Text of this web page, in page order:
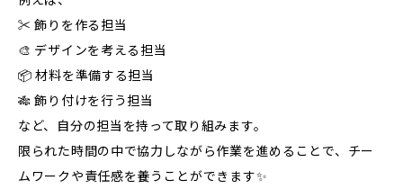
✂️ 飾りを作る担当
🎨 デザインを考える担当
📦 材料を準備する担当
🎋 飾り付けを行う担当
など、自分の担当を持って取り組みます。
限られた時間の中で協力しながら作業を進めることで、チー
ムワークや責任感を養うことができます✨